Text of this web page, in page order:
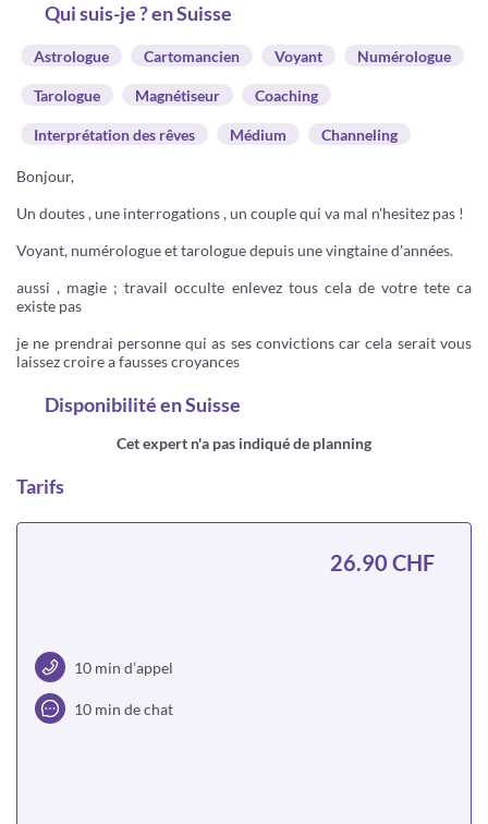
Qui suis-je ? en Suisse
Astrologue Cartomancien Voyant Numérologue
Tarologue Magnétiseur Coaching
Interprétation des rêves Médium Channeling
Bonjour,
Un doutes , une interrogations , un couple qui va mal n'hesitez pas !
Voyant, numérologue et tarologue depuis une vingtaine d'années.
aussi , magie ; travail occulte enlevez tous cela de votre tete ca
existe pas
je ne prendrai personne qui as ses convictions car cela serait vous
laissez croire a fausses croyances
Disponibilitéen Suisse
Cet expert n'a pas indiqué de planning
Tarifs
10 min d’appel
10 min de chat
26.90 CHF